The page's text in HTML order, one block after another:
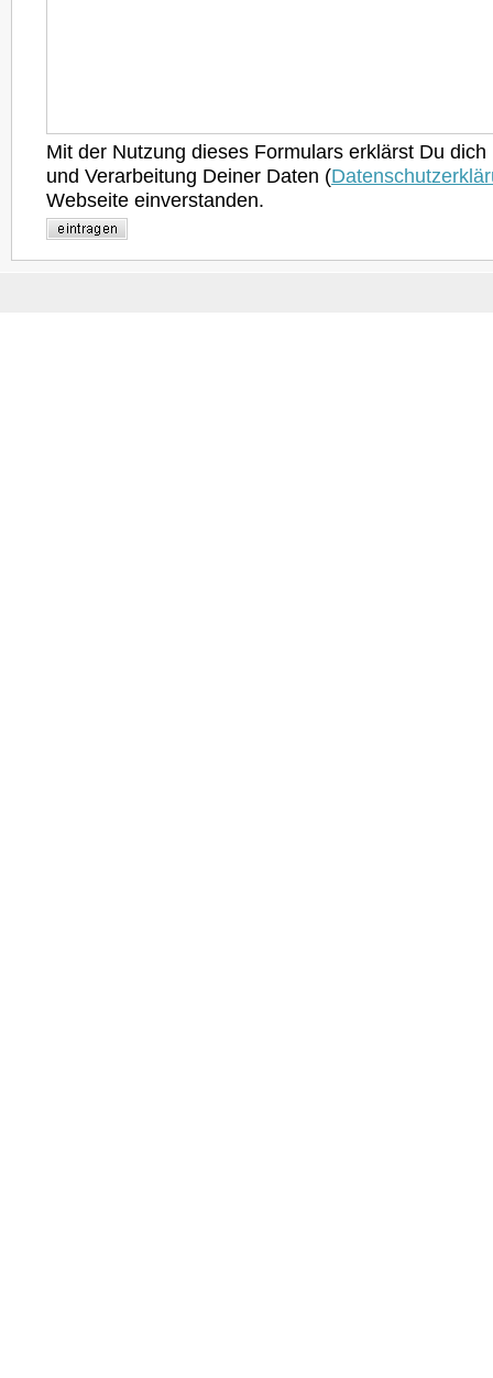
Mit der Nutzung dieses Formulars erklärst Du
und Verarbeitung Deiner Daten (
Webseite einverstanden.